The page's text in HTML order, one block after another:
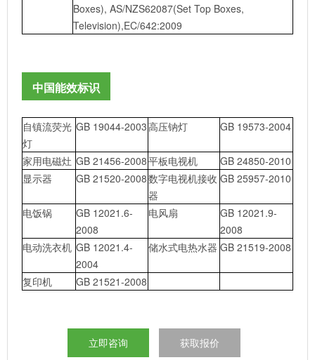
Boxes), AS/NZS62087(Set Top Boxes,
Television),EC/642:2009
中国能效标识
自镇流荧光
灯
GB 19044-2003高压钠灯 GB 19573-2004
家用电磁灶 GB 21456-2008平板电视机
GB 24850-2010
显示器
GB 21520-2008数字电视机接收
器
GB 25957-2010
电饭锅
GB 12021.6-
2008
电风扇
GB 12021.9-
2008
电动洗衣机 GB 12021.4-
2004
储水式电热水器 GB 21519-2008
复印机 GB 21521-2008
立即咨询 获取报价